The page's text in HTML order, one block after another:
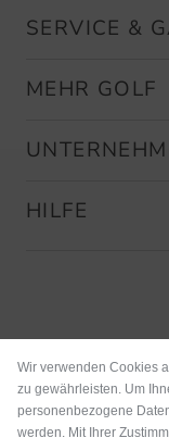
SERVICE &
MEHR GOLF
HILFE
Wir verwenden Cookies
zu gewährleisten. Um
personenbezogene
werden. Mit Ihrer